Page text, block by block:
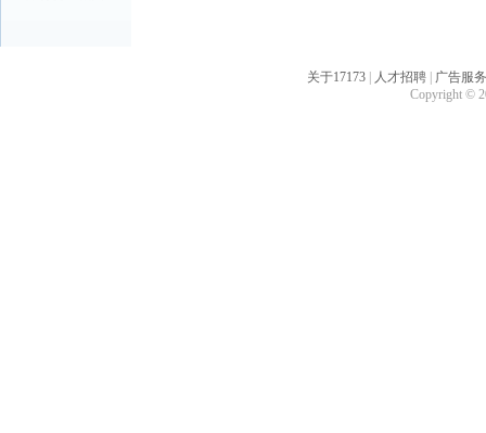
关于17173 人才招聘
广告服务
Copyright ©